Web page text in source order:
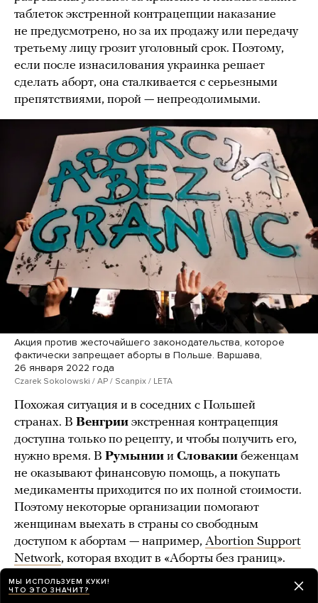
таблеток экстренной контрацепции наказание
не предусмотрено, но за их продажу или передачу
третьему лицу грозит уголовный срок. Поэтому,
если после изнасилования украинка решает
сделать аборт, она сталкивается с серьезными
препятствиями, порой — непреодолимыми.
Акция против жесточайшего законодательства, которое
фактически запрещает аборты в Польше. Варшава,
26 января 2022 года
Czarek Sokolowski / AP / Scanpix / LETA
Похожая ситуация и в соседних с Польшей
странах. В Венгрии экстренная контрацепция
доступна только по рецепту, и чтобы получить его,
нужно время. В Румынии и Словакии беженцам
не оказывают финансовую помощь, а покупать
медикаменты приходится по их полной стоимости.
Поэтому некоторые организации помогают
женщинам выехать в страны со свободным
доступом к абортам — например, Abortion Support
Network, которая входит в «Аборты без границ».
Среди таких
странЛатвия
МЫ ИСПОЛЬЗУЕМ КУКИ!
ЧТО ЭТО ЗНАЧИТ?